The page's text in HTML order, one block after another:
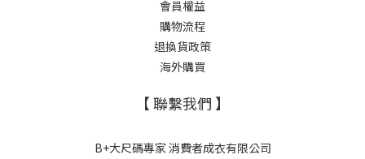
會員權益
購物流程
退換貨政策
海外購買
【 聯繫我們 】
B+大尺碼專家 消費者成衣有限公司